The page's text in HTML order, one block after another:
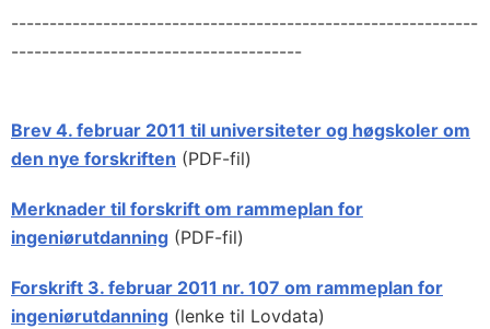
-------------------------------------------------------------
--------------------------------------
Brev 4. februar 2011 til universiteter og høgskoler om
den nye forskriften (PDF-fil)
Merknader til forskrift om rammeplan for
ingeniørutdanning (PDF-fil)
Forskrift 3. februar 2011 nr. 107 om rammeplan for
ingeniørutdanning (lenke til Lovdata)